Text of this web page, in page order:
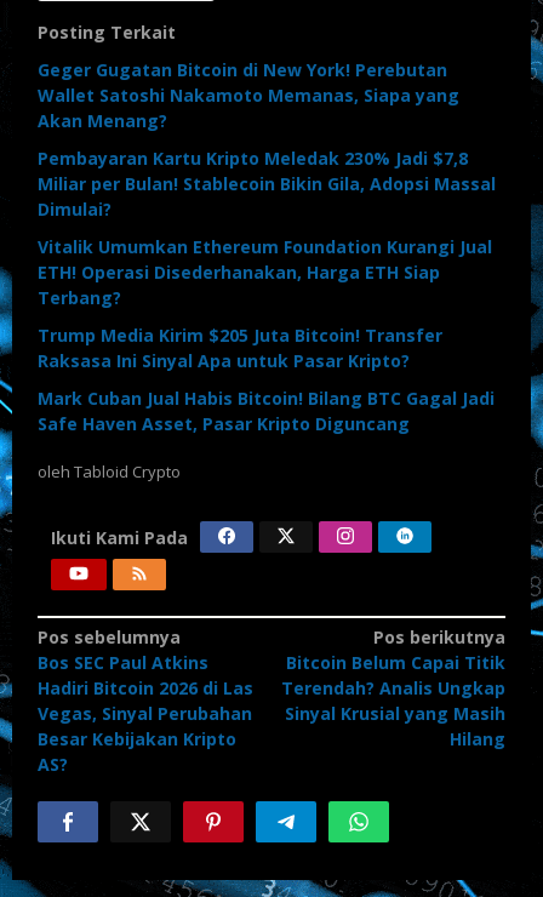
Posting Terkait
Geger Gugatan Bitcoin di New York! Perebutan
Wallet Satoshi Nakamoto Memanas, Siapa yang
Akan Menang?
Pembayaran Kartu Kripto Meledak 230% Jadi $7,8
Miliar per Bulan! Stablecoin Bikin Gila, Adopsi Massal
Dimulai?
Vitalik Umumkan Ethereum Foundation Kurangi Jual
ETH! Operasi Disederhanakan, Harga ETH Siap
Terbang?
Trump Media Kirim $205 Juta Bitcoin! Transfer
Raksasa Ini Sinyal Apa untuk Pasar Kripto?
Mark Cuban Jual Habis Bitcoin! Bilang BTC Gagal Jadi
Safe Haven Asset, Pasar Kripto Diguncang
oleh Tabloid Crypto
Ikuti Kami Pada
Navigasi
pos
Pos sebelumnya
Bos SEC Paul Atkins
Hadiri Bitcoin 2026 di Las
Vegas, Sinyal Perubahan
Besar Kebijakan Kripto
AS?
Pos berikutnya
Bitcoin Belum Capai Titik
Terendah? Analis Ungkap
Sinyal Krusial yang Masih
Hilang